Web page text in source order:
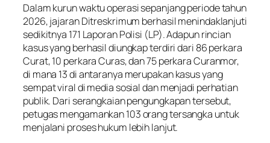
Dalam kurun waktu operasi sepanjang periode tahun
2026, jajaran Ditreskrimum berhasil menindaklanjuti
sedikitnya 171 Laporan Polisi (LP). Adapun rincian
kasus yang berhasil diungkap terdiri dari 86 perkara
Curat, 10 perkara Curas, dan 75 perkara Curanmor,
di mana 13 di antaranya merupakan kasus yang
sempat viral di media sosial dan menjadi perhatian
publik. Dari serangkaian pengungkapan tersebut,
petugas mengamankan 103 orang tersangka untuk
menjalani proses hukum lebih lanjut.